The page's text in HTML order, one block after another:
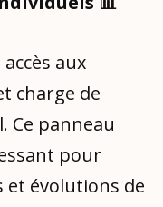
aux
charge de
Ce panneau
pour
et évolutions de